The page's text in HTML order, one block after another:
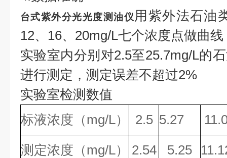
台式紫外分光光度测油仪用紫外法石油
12、16、20mg/L七个浓度点做曲
实验室内分别对2.5至25.7mg/L的
进行测定，测定误差不超过2%
实验室检测数值
标液浓度（mg/L）
2.5 5.27
测定浓度（mg/L）
2.54 5.25